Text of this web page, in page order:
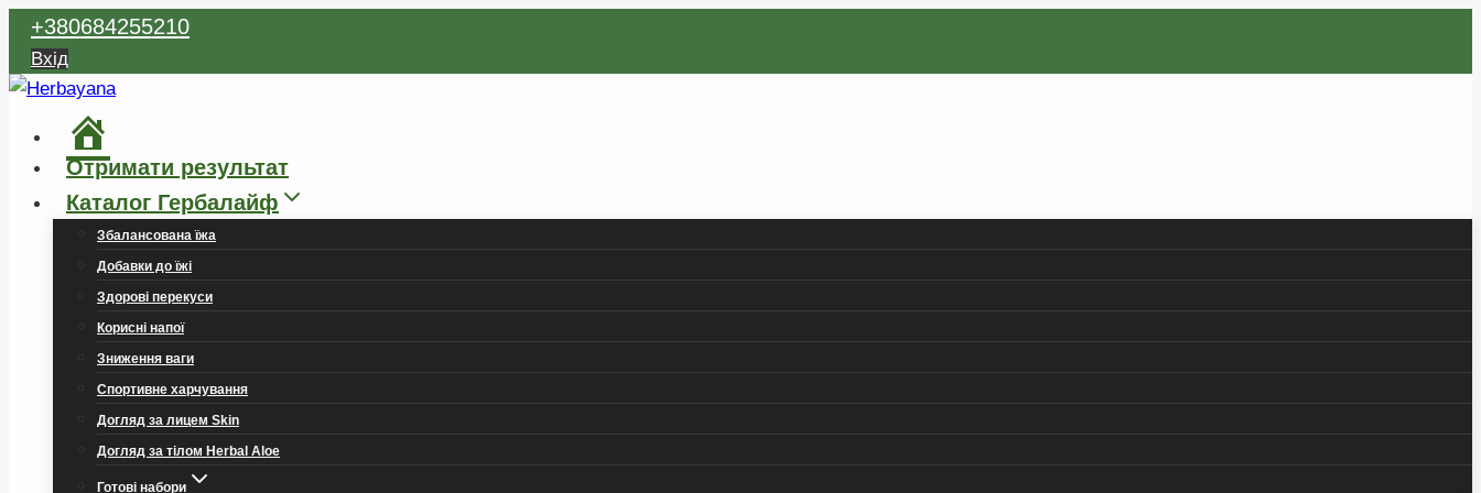
Перейти
вмісту
+380684255210
Вхід
Отримати результат
Каталог Гербалайф
Збалансована їжа
Добавки до їжі
Здорові перекуси
Корисні напої
Зниження ваги
Спортивне харчування
Догляд за лицем Skin
Догляд за тілом Herbal Aloe
Готові набори